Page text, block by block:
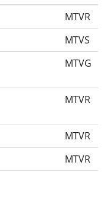
MTVR
MTVS
MTVG
MTVR
MTVR
MTVR